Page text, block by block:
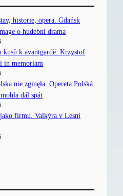
historie, opera. Gdańsk
o hudební drama
kusů k avantgardě. Krzystof
in memoriam
nie zginęła. Opereta Polská
dál spát
firmu. Valkýra v Lesní